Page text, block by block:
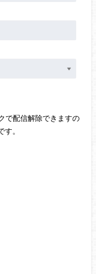
で配信解除できますの
。